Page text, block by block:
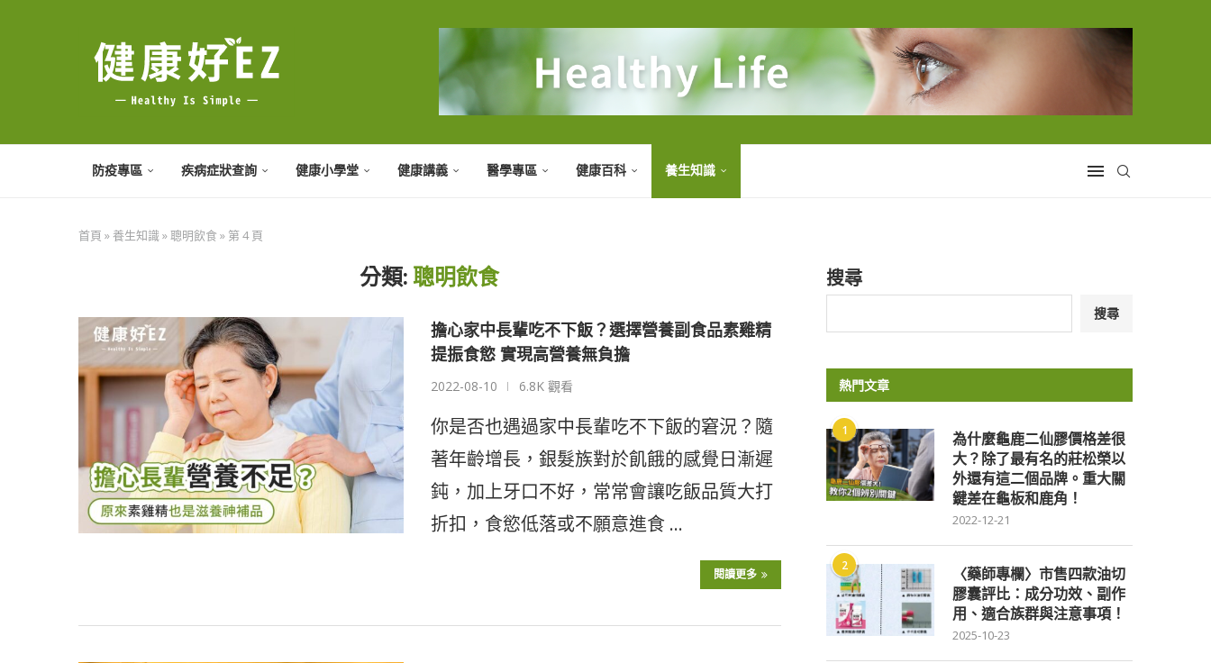
防疫專區 疾病症狀查詢 健康小學堂 健康講義 醫學專區 健康百科 養生知識
首頁 »養生知識 »聰明飲食 » 第 4 頁
分類:聰明飲食
擔心家中長輩吃不下飯？選擇營養副食品素雞精
提振食慾 實現高營養無負擔
2022-08-10 6.8K 觀看
你是否也遇過家中長輩吃不下飯的窘況？隨
著年齡增長，銀髮族對於飢餓的感覺日漸遲
鈍，加上牙口不好，常常會讓吃飯品質大打
折扣，食慾低落或不願意進食 …
閱讀更多
搜尋
搜尋
熱門文章
1
為什麼龜鹿二仙膠價格差很
大？除了最有名的莊松榮以
外還有這二個品牌。重大關
鍵差在龜板和鹿角！
2022-12-21
2
〈藥師專欄〉市售四款油切
膠囊評比：成分功效、副作
用、適合族群與注意事項！
2025-10-23